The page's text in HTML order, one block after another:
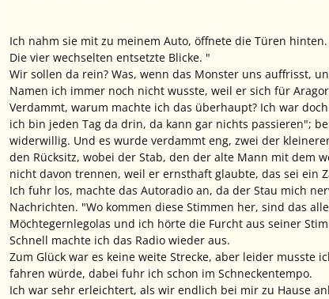
Ich nahm sie mit zu meinem Auto, öffnete die Türen
Die vier wechselten entsetzte Blicke. "
Wir sollen da rein? Was, wenn das Monster uns auffrisst,
Namen ich immer noch nicht wusste, weil er sich für
Verdammt, warum machte ich das überhaupt? Ich war
ich bin jeden Tag da drin, da kann gar nichts passieren";
widerwillig. Und es wurde verdammt eng, zwei der
den Rücksitz, wobei der Stab, den der alte Mann mit dem
nicht davon trennen, weil er ernsthaft glaubte, das sei ein
Ich fuhr los, machte das Autoradio an, da der Stau mich
Nachrichten. "Wo kommen diese Stimmen her, sind das
Möchtegernlegolas und ich hörte die Furcht aus seiner
Schnell machte ich das Radio wieder aus.
Zum Glück war es keine weite Strecke, aber leider
fahren würde, dabei fuhr ich schon im Schneckentempo.
Ich war sehr erleichtert, als wir endlich bei mir zu Hause